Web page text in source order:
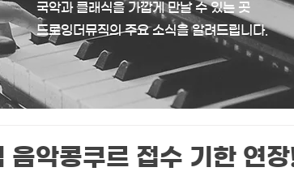
국악과 클래식을 가깝게 만날 수 있는 곳
​드로잉더뮤직의 주요 소식을 알려드립니다.
악콩쿠르 접수 기한 연장